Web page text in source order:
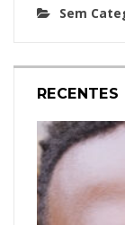
Sem
RECENTES